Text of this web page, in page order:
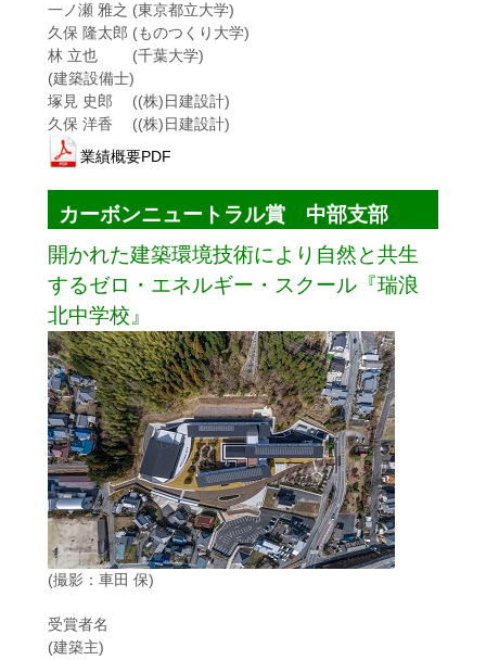
一ノ瀬 雅之 (東京都立大学)
久保 隆太郎 (ものつくり大学)
林 立也 (千葉大学)
(建築設備士)
塚見 史郎 ((株)日建設計)
久保 洋香 ((株)日建設計)
業績概要PDF
カーボンニュートラル賞 中部支部
開かれた建築環境技術により自然と共生
するゼロ・エネルギー・スクール『瑞浪
北中学校』
(撮影：車田 保)
受賞者名
(建築主)